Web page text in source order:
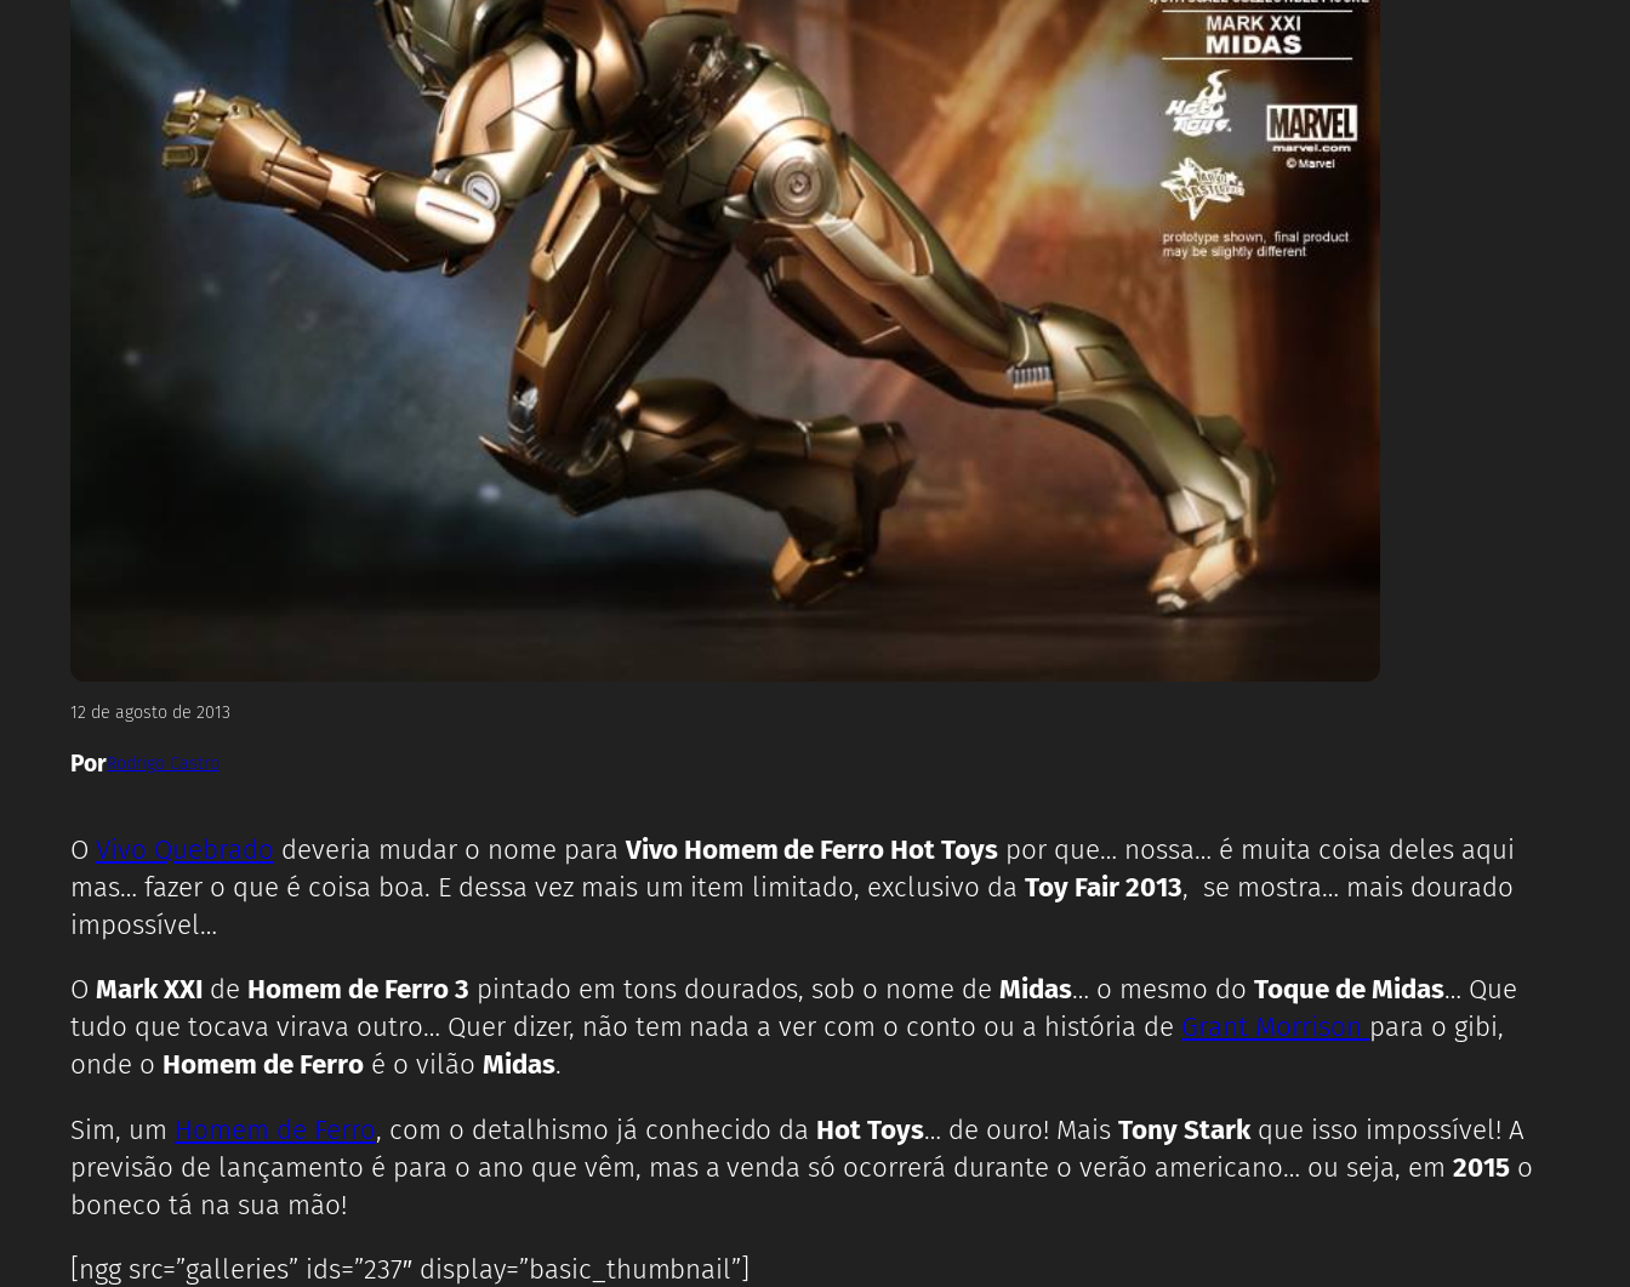
12 de agosto de 2013
PorRodrigo Castro
O Vivo Quebrado deveria mudar o nome paraVivo Homem de Ferro Hot Toys por que… nossa… é muita coisa deles aqui
mas… fazer o que é coisa boa. E dessa vez mais um item limitado, exclusivo daToy Fair 2013, se mostra… mais dourado
impossível…
O Mark XXI de Homem de Ferro 3 pintado em tons dourados, sob o nome deMidas… o mesmo doToque de Midas… Que
tudo que tocava virava outro… Quer dizer, não tem nada a ver com o conto ou a história de Grant Morrison para o gibi,
onde o Homem de Ferroé o vilão Midas.
Sim, um Homem de Ferro, com o detalhismo já conhecido da Hot Toys… de ouro! MaisTony Starkque isso impossível! A
previsão de lançamento é para o ano que vêm, mas a venda só ocorrerá durante o verão americano… ou seja, em 2015o
boneco tá na sua mão!
[ngg src=”galleries” ids=”237″ display=”basic_thumbnail”]